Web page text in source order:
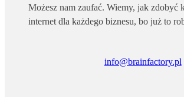
Możesz nam zaufać. Wiemy, jak zdobyć
internet dla każdego biznesu, bo już to
info@brainfactory.pl